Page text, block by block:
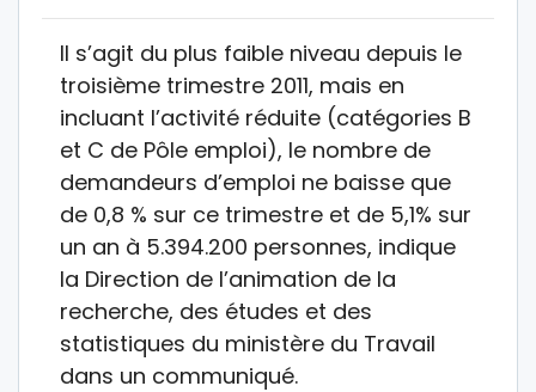
Il s’agit du plus faible niveau depuis le
troisième trimestre 2011, mais en
incluant l’activité réduite (catégories B
et C de Pôle emploi), le nombre de
demandeurs d’emploi ne baisse que
de 0,8 % sur ce trimestre et de 5,1% sur
un an à 5.394.200 personnes, indique
la Direction de l’animation de la
recherche, des études et des
statistiques du ministère du Travail
dans un communiqué.